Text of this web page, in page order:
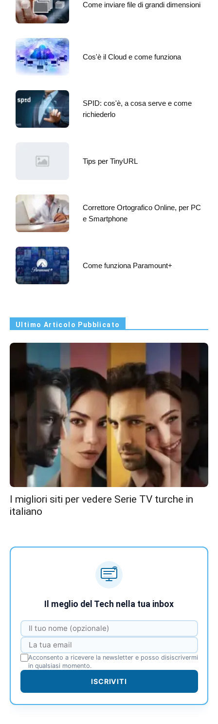
Come inviare file di grandi dimensioni
Cos'è il Cloud e come funziona
SPID: cos'è, a cosa serve e come
richiederlo
Tips per TinyURL
Correttore Ortografico Online, per PC
e Smartphone
Come funziona Paramount+
Ultimo Articolo Pubblicato
I migliori siti per vedere Serie TV turche in
italiano
Il meglio del Tech nella tua inbox
Acconsento a ricevere la newsletter e posso disiscrivermi
in qualsiasi momento.
ISCRIVITI